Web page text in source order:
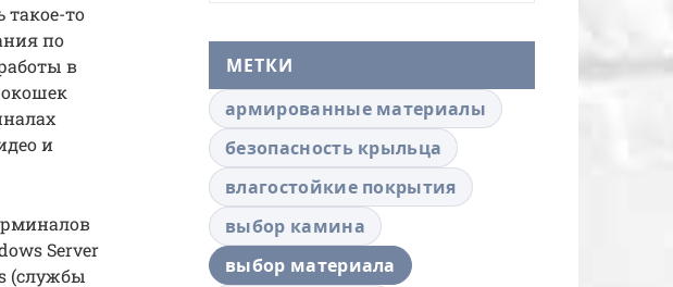
такое-то
по
в
и
Server
(службы
МЕТКИ
армированные материалы
безопасность крыльца
влагостойкие покрытия
выбор камина
выбор материала